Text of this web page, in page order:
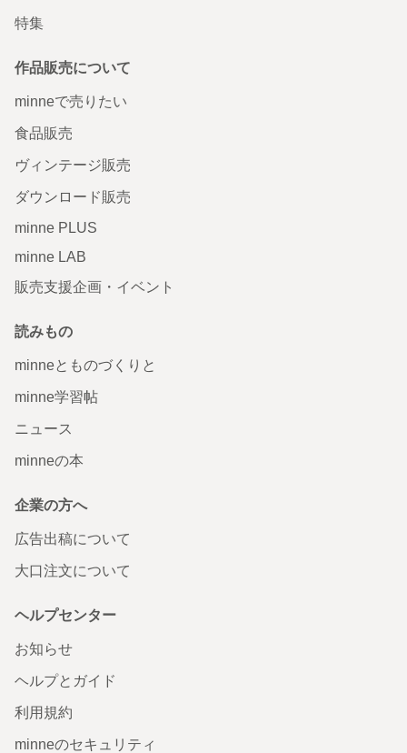
特集
作品販売について
minneで売りたい
食品販売
ヴィンテージ販売
ダウンロード販売
minne PLUS
minne LAB
販売支援企画・イベント
読みもの
minneとものづくりと
minne学習帖
ニュース
minneの本
企業の方へ
広告出稿について
大口注文について
ヘルプセンター
お知らせ
ヘルプとガイド
利用規約
minneのセキュリティ